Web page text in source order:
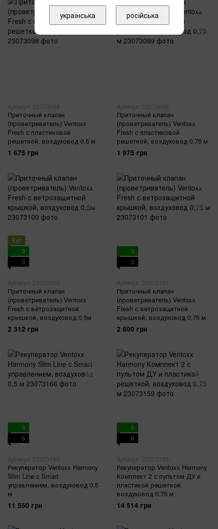
Артикул: 23073098
Приточный клапан
(проветриватель) Ventoxx
Fresh с пластиковой
решеткой, воздуховод 0,5 м
1 675 грн
Артикул: 23073099
Приточный клапан
(проветриватель) Ventoxx
Fresh с пластиковой
решеткой, воздуховод 0,75 м
1 975 грн
Хит
3
3
Артикул: 23073100
Приточный клапан
(проветриватель) Ventoxx
Fresh с ветрозащитной
крышкой, воздуховод 0,5м
2 312 грн
3
3
Артикул: 23073101
Приточный клапан
(проветриватель) Ventoxx
Fresh с ветрозащитной
крышкой, воздуховод 0,75 м
2 600 грн
6
6
Артикул: 23073166
Рекуператор Ventoxx Harmony
Slim Line с Smart
управлением, воздуховод 0,5
м
11 550 грн
6
6
Артикул: 23073159
Рекуператор Ventoxx Harmony
Комплект 2 с пультом ДУ и
пластикой решеткой,
воздуховод 0,75 м
14 514 грн
українська російська